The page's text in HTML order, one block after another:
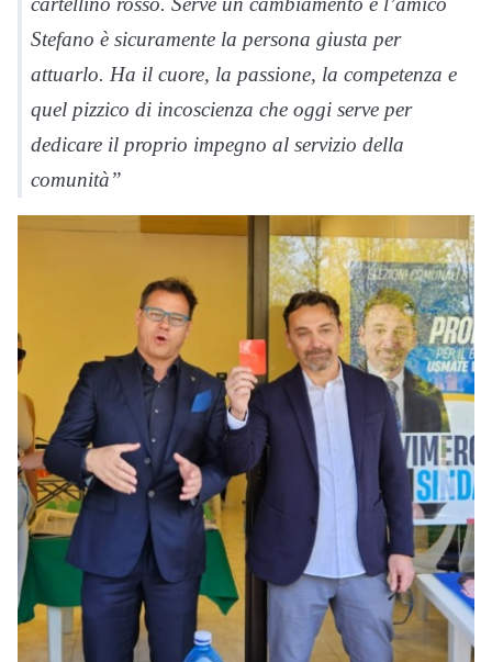
Stefano è sicuramente la persona giusta per
attuarlo. Ha il cuore, la passione, la competenza e
quel pizzico di incoscienza che oggi serve per
dedicare il proprio impegno al servizio della
comunità”